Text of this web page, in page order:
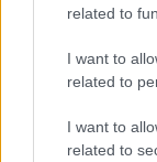
related to
I want to
related to
I want to
related to
nie pojawi się
Asseco Resovia|
Cellfast Wilki